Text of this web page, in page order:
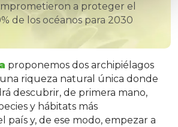
a proteger el
de los océanos para 2030
proponemos dos archipiélagos
riqueza natural única donde
descubrir, de primera mano,
y hábitats más
país y, de ese modo, empezar a